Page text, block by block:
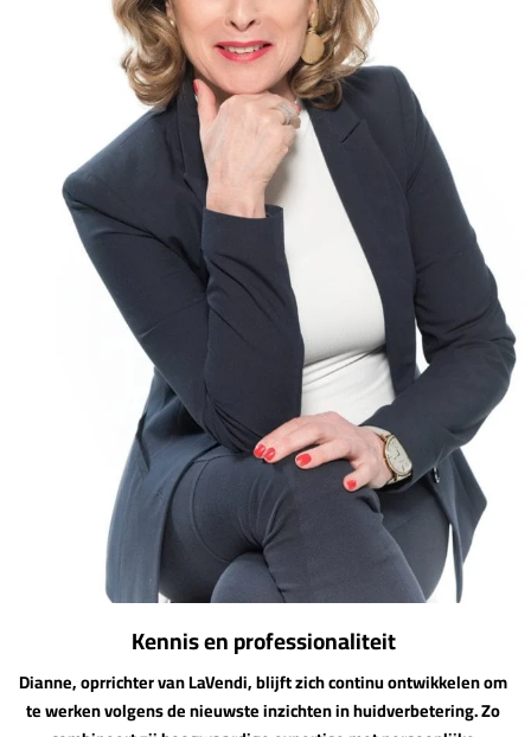
Kennis en professionaliteit
Dianne, oprrichter van LaVendi, blijft zich continu ontwikkelen om
te werken volgens de nieuwste inzichten in huidverbetering. Zo